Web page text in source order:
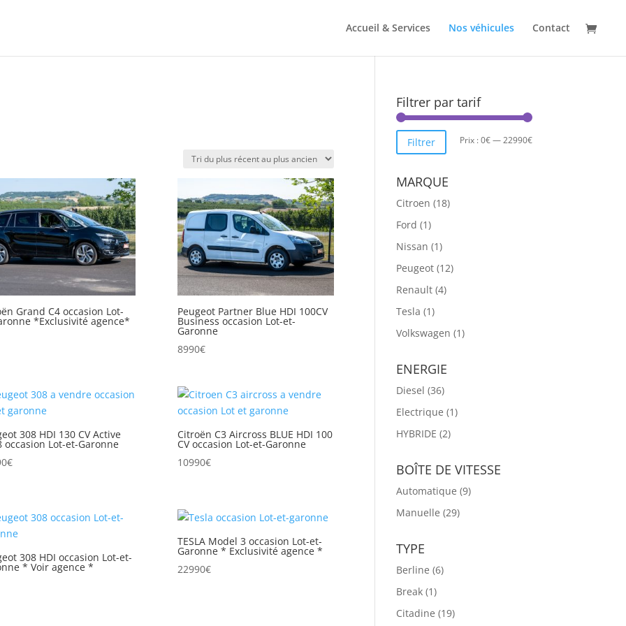
Accueil & Services Nos véhicules Contact
Grand C4 occasion Lot-
*Exclusivité agence*
Peugeot Partner Blue HDI 100CV
Business occasion Lot-et-
Garonne
8990€
308 HDI 130 CV Active
occasion Lot-et-Garonne
€
Citroën C3 Aircross BLUE HDI 100
CV occasion Lot-et-Garonne
10990€
308 HDI occasion Lot-et-
* Voir agence *
TESLA Model 3 occasion Lot-et-
Garonne * Exclusivité agence *
22990€
Filtrer par tarif
Prix
Prix
Filtrer Prix :0€—22990€
MARQUE
Citroen (18)
Ford (1)
Nissan (1)
Peugeot (12)
Renault (4)
Tesla (1)
Volkswagen (1)
ENERGIE
Diesel (36)
Electrique (1)
HYBRIDE (2)
BOÎTE DE VITESSE
Automatique (9)
Manuelle (29)
TYPE
Berline (6)
Break (1)
Citadine (19)